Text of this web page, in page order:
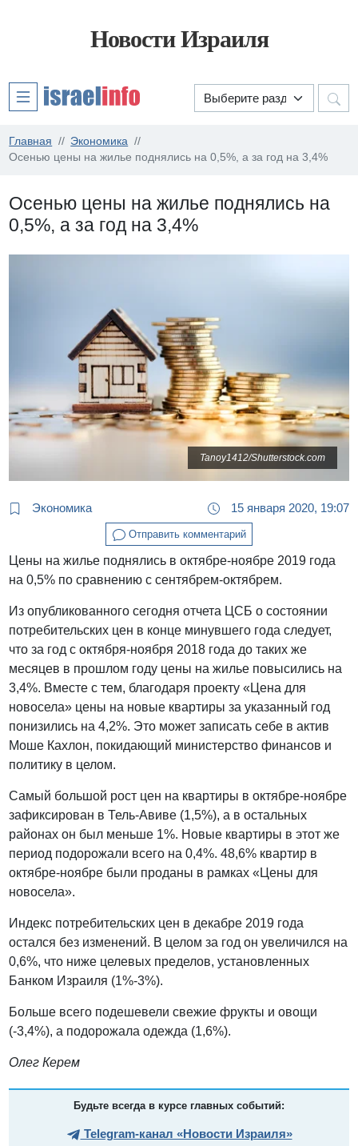
Новости Израиля
Главная
Экономика
Осенью цены на жилье поднялись на 0,5%, а за год на 3,4%
Осенью цены на жилье поднялись на
0,5%, а за год на 3,4%
Tanoy1412/Shutterstock.com
Экономика 15 января 2020, 19:07
Отправить комментарий
Цены на жилье поднялись в октябре-ноябре 2019 года
на 0,5% по сравнению с сентябрем-октябрем.
Из опубликованного сегодня отчета ЦСБ о состоянии
потребительских цен в конце минувшего года следует,
что за год с октября-ноября 2018 года до таких же
месяцев в прошлом году цены на жилье повысились на
3,4%. Вместе с тем, благодаря проекту «Цена для
новосела» цены на новые квартиры за указанный год
понизились на 4,2%. Это может записать себе в актив
Моше Кахлон, покидающий министерство финансов и
политику в целом.
Самый большой рост цен на квартиры в октябре-ноябре
зафиксирован в Тель-Авиве (1,5%), а в остальных
районах он был меньше 1%. Новые квартиры в этот же
период подорожали всего на 0,4%. 48,6% квартир в
октябре-ноябре были проданы в рамках «Цены для
новосела».
Индекс потребительских цен в декабре 2019 года
остался без изменений. В целом за год он увеличился на
0,6%, что ниже целевых пределов, установленных
Банком Израиля (1%-3%).
Больше всего подешевели свежие фрукты и овощи
(-3,4%), а подорожала одежда (1,6%).
Олег Керем
Будьте всегда в курсе главных событий:
Telegram-канал «Новости Израиля»